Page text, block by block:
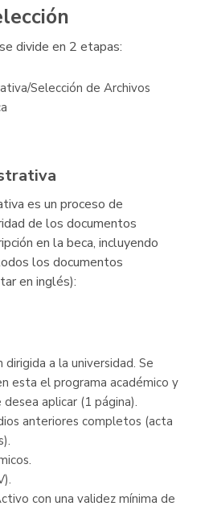
divide en 2 etapas:
Selección de Archivos
es un proceso de
de los documentos
en la beca, incluyendo
los documentos
en inglés):
a la universidad. Se
esta el programa académico y
aplicar (1 página).
anteriores completos (acta
con una validez mínima de